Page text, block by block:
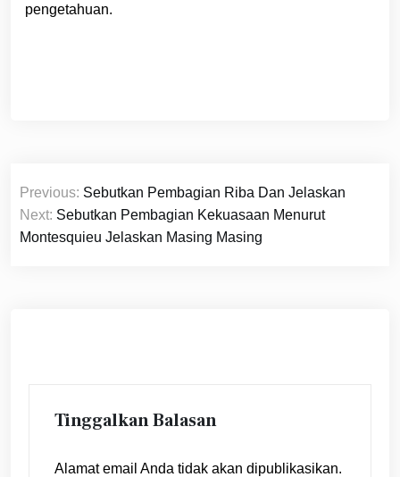
pengetahuan.
Navigasi
pos
Previous: Sebutkan Pembagian Riba Dan Jelaskan
Next: Sebutkan Pembagian Kekuasaan Menurut
Montesquieu Jelaskan Masing Masing
Tinggalkan Balasan
Alamat email Anda tidak akan dipublikasikan.